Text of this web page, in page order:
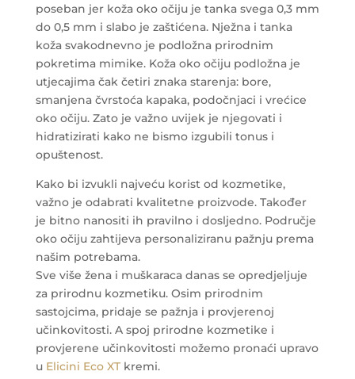
poseban jer koža oko očiju je tanka svega 0,3 mm
do 0,5 mm i slabo je zaštićena. Nježna i tanka
koža svakodnevno je podložna prirodnim
pokretima mimike. Koža oko očiju podložna je
utjecajima čak četiri znaka starenja: bore,
smanjena čvrstoća kapaka, podočnjaci i vrećice
oko očiju. Zato je važno uvijek je njegovati i
hidratizirati kako ne bismo izgubili tonus i
opuštenost.
Kako bi izvukli najveću korist od kozmetike,
važno je odabrati kvalitetne proizvode. Također
je bitno nanositi ih pravilno i dosljedno. Područje
oko očiju zahtijeva personaliziranu pažnju prema
našim potrebama.
Sve više žena i muškaraca danas se opredjeljuje
za prirodnu kozmetiku. Osim prirodnim
sastojcima, pridaje se pažnja i provjerenoj
učinkovitosti. A spoj prirodne kozmetike i
provjerene učinkovitosti možemo pronaći upravo
u Elicini Eco XTkremi.